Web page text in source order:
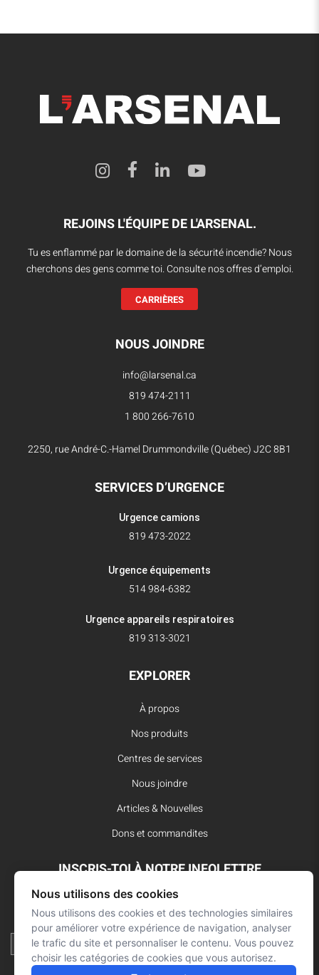
REJOINS L'ÉQUIPE DE L'ARSENAL.
Tu es enflammé par le domaine de la sécurité incendie? Nous
cherchons des gens comme toi. Consulte nos offres d’emploi.
CARRIÈRES
NOUS JOINDRE
info@larsenal.ca
819 474-2111
1 800 266-7610
2250, rue André-C.-Hamel Drummondville (Québec) J2C 8B1
SERVICES D’URGENCE
Urgence camions
819 473-2022
Urgence équipements
514 984-6382
Urgence appareils respiratoires
819 313-3021
EXPLORER
À propos
Nos produits
Centres de services
Nous joindre
Articles & Nouvelles
Dons et commandites
INSCRIS-TOI À NOTRE INFOLETTRE
Reste à l’affût des dernières innovations pour vos interventions
d’urgence et ne manque aucune nouvelle de L’Arsenal.
Nous utilisons des cookies
Nous utilisons des cookies et des technologies similaires
pour améliorer votre expérience de navigation, analyser
le trafic du site et personnaliser le contenu. Vous pouvez
choisir les catégories de cookies que vous autorisez.